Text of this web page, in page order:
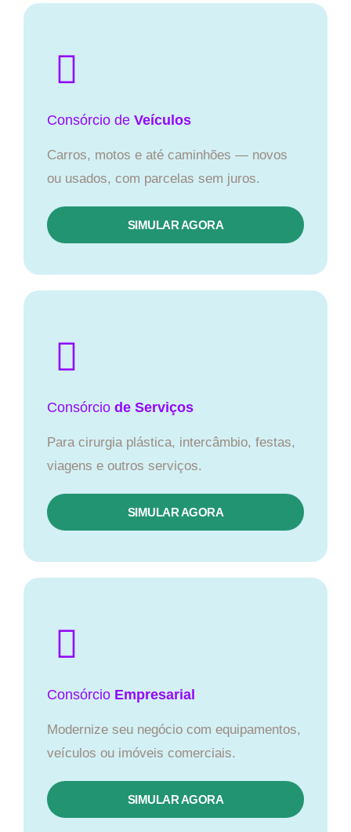
Consórcio de Veículos
Carros, motos e até caminhões — novos
ou usados, com parcelas sem juros.
SIMULAR AGORA
Consórcio de Serviços
Para cirurgia plástica, intercâmbio, festas,
viagens e outros serviços.
SIMULAR AGORA
Consórcio Empresarial
Modernize seu negócio com equipamentos,
veículos ou imóveis comerciais.
SIMULAR AGORA